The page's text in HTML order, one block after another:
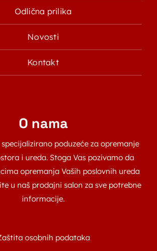
Odlična prilika
Novosti
Kontakt
O nama
poduzeće za opremanje
i ureda. Stoga Vas pozivamo da
opremanja Vaših poslovnih ureda
u naš prodajni salon za sve potrebne
informacije.
osobnih podataka